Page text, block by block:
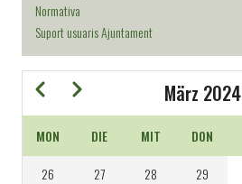
Normativa
Suport usuaris Ajuntament
März 2024
SEITENNUMMERIERUNG
Zurück Weiter
MON DIE MIT DON
26
27 28 29